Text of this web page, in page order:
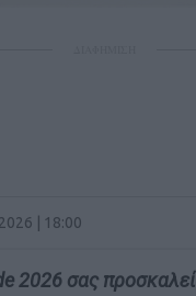
| 18:00
2026 σας